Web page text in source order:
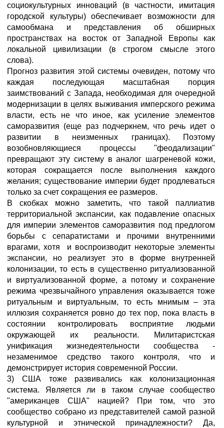
социокультурных инноваций (в частности, имитация
городской культуры) обеспечивает возможности для
самообмана и представления об обширных
пространствах на восток от Западной Европы как
локальной цивилизации (в строгом смысле этого
слова).
Прогноз развития этой системы очевиден, потому что
каждая последующая масштабная порция
заимствований с Запада, необходимая для очередной
модернизации в целях выживания имперского режима
власти, есть не что иное, как усиление элементов
саморазвития (еще раз подчеркнем, что речь идет о
развитии в неизменных границах). Поэтому
возобновляющиеся процессы "феодализации"
превращают эту систему в аналог шагреневой кожи,
которая сокращается после выполнения каждого
желания; существование империи будет продлеваться
только за счет сокращения ее размеров.
В скобках можно заметить, что такой паллиатив
территориальной экспансии, как подавление опасных
для империи элементов саморазвития под предлогом
борьбы с сепаратистами и прочими внутренними
врагами, хотя и воспроизводит некоторые элементы
экспансии, но реализует это в форме внутренней
колонизации, то есть в существенно ритуализованной
и виртуализованной форме, а потому и сохранение
режима чрезвычайного управления оказывается тоже
ритуальным и виртуальным, то есть мнимым – эта
иллюзия сохраняется ровно до тех пор, пока власть в
состоянии контролировать восприятие людьми
окружающей их реальности. Милитаристская
унификация жизнедеятельности сообщества -
незаменимое средство такого контроля, что и
демонстрирует история современной России.
3) США тоже развивались как колонизационная
система. Является ли в таком случае сообщество
"американцев США" нацией? При том, что это
сообщество собрано из представителей самой разной
культурной и этнической принадлежности? Да,